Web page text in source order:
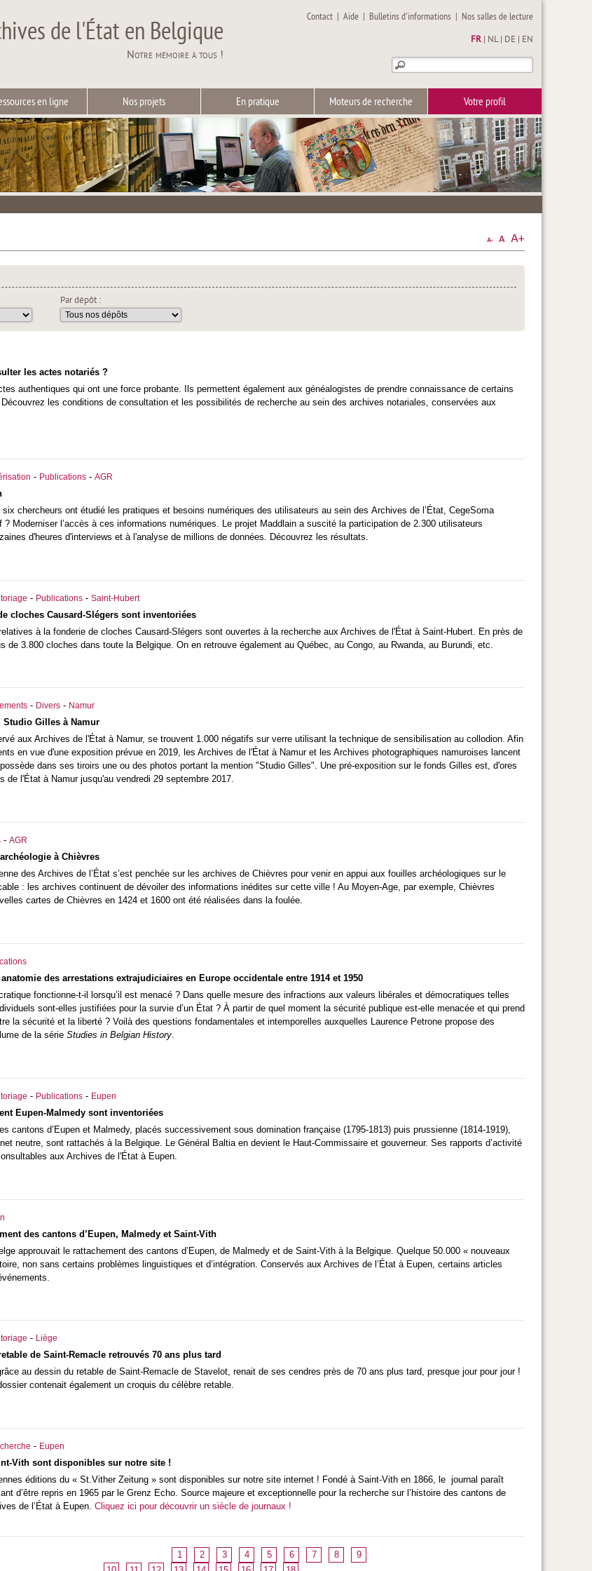
de l'État en Belgique
Notre mémoire à tous !
Contact |Aide | Bulletins d'informations | Nos salles de lecture
FR NL| DE EN
en ligne Nos projets En pratique Moteurs de recherche Votre profil
Par dépôt :
les actes notariés ?
authentiques qui ont une force probante. Ils permettent également aux généalogistes de prendre connaissance de certains
les conditions de consultation et les possibilités de recherche au sein des archives notariales, conservées aux
- Publications - AGR
six chercheurs ont étudié les pratiques et besoins numériques des utilisateurs au sein des Archives de l’État, CegeSoma
Moderniser l’accès à ces informations numériques. Le projet Maddlain a suscité la participation de 2.300 utilisateurs
d'heures d'interviews et à l'analyse de millions de données. Découvrez les résultats.
- Publications - Saint-Hubert
cloches Causard-Slégers sont inventoriées
à la fonderie de cloches Causard-Slégers sont ouvertes à la recherche aux Archives de l'État à Saint-Hubert. En près de
de 3.800 cloches dans toute la Belgique. On en retrouve également au Québec, au Congo, au Rwanda, au Burundi, etc.
- Divers - Namur
Gilles à Namur
aux Archives de l'État à Namur, se trouvent 1.000 négatifs sur verre utilisant la technique de sensibilisation au collodion. Afin
en vue d'une exposition prévue en 2019, les Archives de l'État à Namur et les Archives photographiques namuroises lancent
dans ses tiroirs une ou des photos portant la mention "Studio Gilles". Une pré-exposition sur le fonds Gilles est, d'ores
de l'État à Namur jusqu'au vendredi 29 septembre 2017.
- AGR
à Chièvres
des Archives de l’État s’est penchée sur les archives de Chièvres pour venir en appui aux fouilles archéologiques sur le
: les archives continuent de dévoiler des informations inédites sur cette ville ! Au Moyen-Age, par exemple, Chièvres
cartes de Chièvres en 1424 et 1600 ont été réalisées dans la foulée.
des arrestations extrajudiciaires en Europe occidentale entre 1914 et 1950
fonctionne-t-il lorsqu’il est menacé ? Dans quelle mesure des infractions aux valeurs libérales et démocratiques telles
sont-elles justifiées pour la survie d’un État ? À partir de quel moment la sécurité publique est-elle menacée et qui prend
la sécurité et la liberté ? Voilà des questions fondamentales et intemporelles auxquelles Laurence Petrone propose des
de la série Studies in Belgian History
- Publications - Eupen
Eupen-Malmedy sont inventoriées
cantons d’Eupen et Malmedy, placés successivement sous domination française (1795-1813) puis prussienne (1814-1919),
neutre, sont rattachés à la Belgique. Le Général Baltia en devient le Haut-Commissaire et gouverneur. Ses rapports d’activité
aux Archives de l'État à Eupen.
des cantons d’Eupen, Malmedy et Saint-Vith
approuvait le rattachement des cantons d’Eupen, de Malmedy et de Saint-Vith à la Belgique. Quelque 50.000 « nouveaux
non sans certains problèmes linguistiques et d’intégration. Conservés aux Archives de l’État à Eupen, certains articles
- Liège
de Saint-Remacle retrouvés 70 ans plus tard
au dessin du retable de Saint-Remacle de Stavelot, renait de ses cendres près de 70 ans plus tard, presque jour pour jour !
contenait également un croquis du célèbre retable.
- Eupen
Vith sont disponibles sur notre site !
éditions du « St.Vither Zeitung » sont disponibles sur notre site internet ! Fondé à Saint-Vith en 1866, le journal paraît
d’être repris en 1965 par le Grenz Echo. Source majeure et exceptionnelle pour la recherche sur l’histoire des cantons de
de l’État à Eupen. Cliquez ici pour découvrir un siècle de journaux !
1 2 3 4 5 6 7 8
9